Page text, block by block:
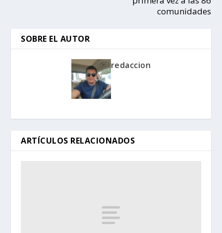
comunidades
SOBRE EL AUTOR
redaccion
ARTÍCULOS RELACIONADOS